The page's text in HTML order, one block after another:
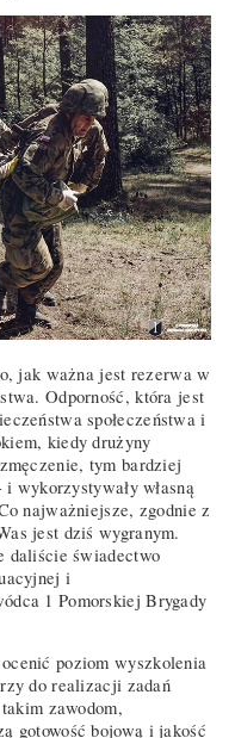
jak ważna jest rezerwa w
Odporność, która jest
społeczeństwa i
kiedy drużyny
tym bardziej
wykorzystywały własną
najważniejsze, zgodnie z
jest dziś wygranym.
daliście świadectwo
i
1 Pomorskiej Brygady
poziom wyszkolenia
do realizacji zadań
zawodom,
gotowość bojową i jakość